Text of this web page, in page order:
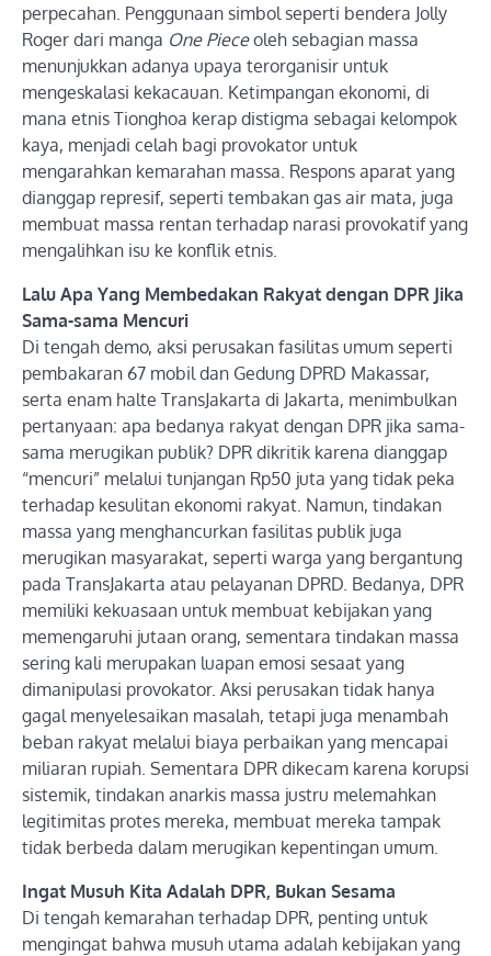
perpecahan. Penggunaan simbol seperti bendera Jolly
Roger dari manga One Pieceoleh sebagian massa
menunjukkan adanya upaya terorganisir untuk
mengeskalasi kekacauan. Ketimpangan ekonomi, di
mana etnis Tionghoa kerap distigma sebagai kelompok
kaya, menjadi celah bagi provokator untuk
mengarahkan kemarahan massa. Respons aparat yang
dianggap represif, seperti tembakan gas air mata, juga
membuat massa rentan terhadap narasi provokatif yang
mengalihkan isu ke konflik etnis.
Lalu Apa Yang Membedakan Rakyat dengan DPR Jika
Sama-sama Mencuri
Di tengah demo, aksi perusakan fasilitas umum seperti
pembakaran 67 mobil dan Gedung DPRD Makassar,
serta enam halte TransJakarta di Jakarta, menimbulkan
pertanyaan: apa bedanya rakyat dengan DPR jika sama-
sama merugikan publik? DPR dikritik karena dianggap
“mencuri” melalui tunjangan Rp50 juta yang tidak peka
terhadap kesulitan ekonomi rakyat. Namun, tindakan
massa yang menghancurkan fasilitas publik juga
merugikan masyarakat, seperti warga yang bergantung
pada TransJakarta atau pelayanan DPRD. Bedanya, DPR
memiliki kekuasaan untuk membuat kebijakan yang
memengaruhi jutaan orang, sementara tindakan massa
sering kali merupakan luapan emosi sesaat yang
dimanipulasi provokator. Aksi perusakan tidak hanya
gagal menyelesaikan masalah, tetapi juga menambah
beban rakyat melalui biaya perbaikan yang mencapai
miliaran rupiah. Sementara DPR dikecam karena korupsi
sistemik, tindakan anarkis massa justru melemahkan
legitimitas protes mereka, membuat mereka tampak
tidak berbeda dalam merugikan kepentingan umum.
Ingat Musuh Kita Adalah DPR, Bukan Sesama
Di tengah kemarahan terhadap DPR, penting untuk
mengingat bahwa musuh utama adalah kebijakan yang